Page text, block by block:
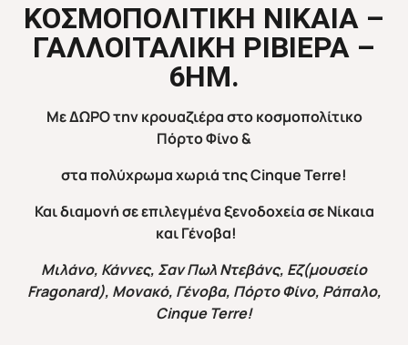
Απευθείας απο Ηράκλειο
ΚΟΣΜΟΠΟΛΙΤΙΚΗ ΝΙΚΑΙΑ –
ΓΑΛΛΟΙΤΑΛΙΚΗ ΡΙΒΙΕΡΑ –
6ΗΜ.
Με ΔΩΡΟ την κρουαζιέρα στο κοσμοπολίτικο
Πόρτο Φίνο &
στα πολύχρωμα χωριά τηςCinqueTerre!
Και διαμονή σε επιλεγμένα ξενοδοχεία σε Νίκαια
και Γένοβα!
Μιλάνο, Κάννες, Σαν Πωλ Ντεβάνς, Εζ(μουσείο
Fragonard), Μονακό, Γένοβα, Πόρτο Φίνο, Ράπαλο,
Cinque Terre!